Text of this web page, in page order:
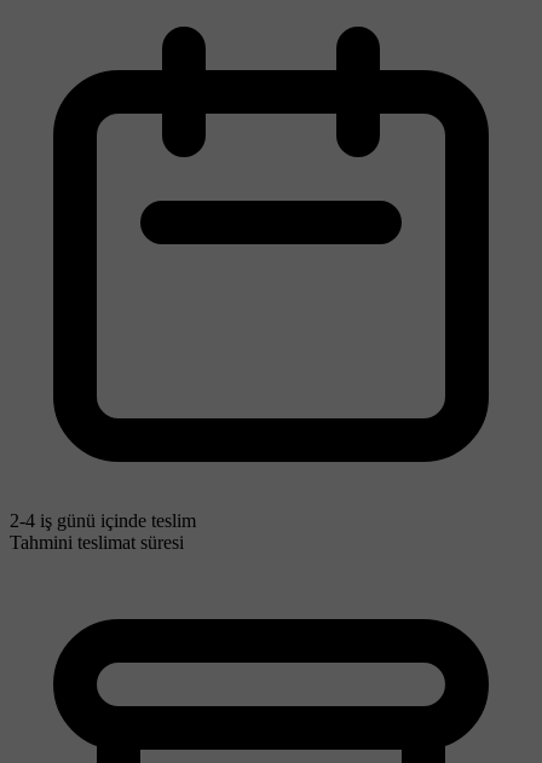
2-4 iş günü içinde teslim
Tahmini teslimat süresi